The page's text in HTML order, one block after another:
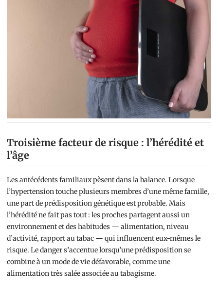
Troisième facteur de risque : l’hérédité et
l’âge
Les antécédents familiaux pèsent dans la balance. Lorsque
l’hypertension touche plusieurs membres d’une même famille,
une part de prédisposition génétique est probable. Mais
l’hérédité ne fait pas tout : les proches partagent aussi un
environnement et des habitudes — alimentation, niveau
d’activité, rapport au tabac — qui influencent eux-mêmes le
risque. Le danger s’accentue lorsqu’une prédisposition se
combine à un mode de vie défavorable, comme une
alimentation très salée associée au tabagisme.